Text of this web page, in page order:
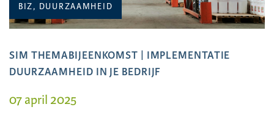
BIZ, DUURZAAMHEID
SIM THEMABIJEENKOMST | IMPLEMENTATIE
DUURZAAMHEID IN JE BEDRIJF
07 april 2025